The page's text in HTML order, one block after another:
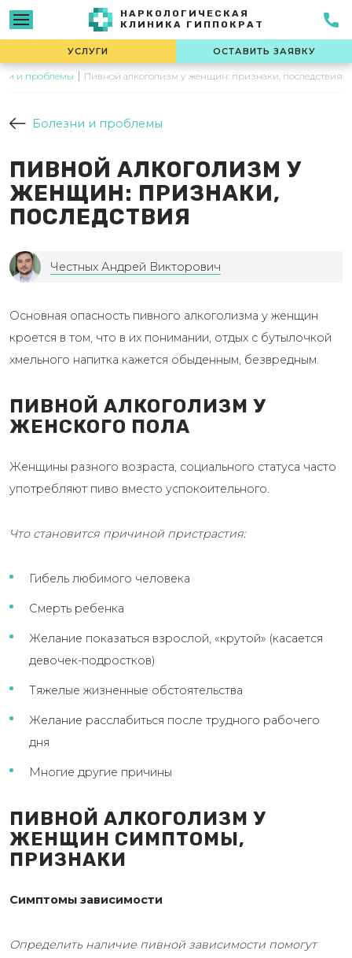
НАРКОЛОГИЧЕСКАЯ
КЛИНИКА ГИППОКРАТ
УСЛУГИ ОСТАВИТЬ ЗАЯВКУ
и проблемы Пивной алкоголизм у женщин: признаки, последствия
Болезни и проблемы
ПИВНОЙ АЛКОГОЛИЗМ У
ЖЕНЩИН: ПРИЗНАКИ,
ПОСЛЕДСТВИЯ
Честных Андрей Викторович
Основная опасность пивного алкоголизма у женщин
кроется в том, что в их понимании, отдых с бутылочкой
хмельного напитка кажется обыденным, безвредным.
ПИВНОЙ АЛКОГОЛИЗМ У
ЖЕНСКОГО ПОЛА
Женщины разного возраста, социального статуса часто
употребляют пиво вместо успокоительного.
Что становится причиной пристрастия:
Гибель любимого человека
Смерть ребенка
Желание показаться взрослой, «крутой» (касается
девочек-подростков)
Тяжелые жизненные обстоятельства
Желание расслабиться после трудного рабочего
дня
Многие другие причины
ПИВНОЙ АЛКОГОЛИЗМ У
ЖЕНЩИН СИМПТОМЫ,
ПРИЗНАКИ
Симптомы зависимости
Определить наличие пивной зависимости помогут